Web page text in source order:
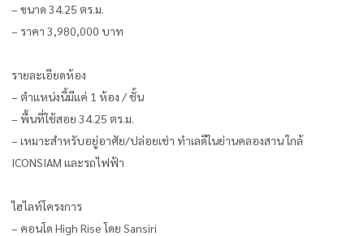
– ขนาด 34.25 ตร.ม.
– ราคา 3,980,000 บาท
รายละเอียดห้อง
– ตำแหน่งนี้มีแค่ 1 ห้อง / ชั้น
– พื้นที่ใช้สอย 34.25 ตร.ม.
– เหมาะสำหรับอยู่อาศัย/ปล่อยเช่า ทำเลดีในย่านคลองสาน ใกล้
ICONSIAM และรถไฟฟ้า
ไฮไลท์โครงการ
– คอนโด High Rise โดย Sansiri